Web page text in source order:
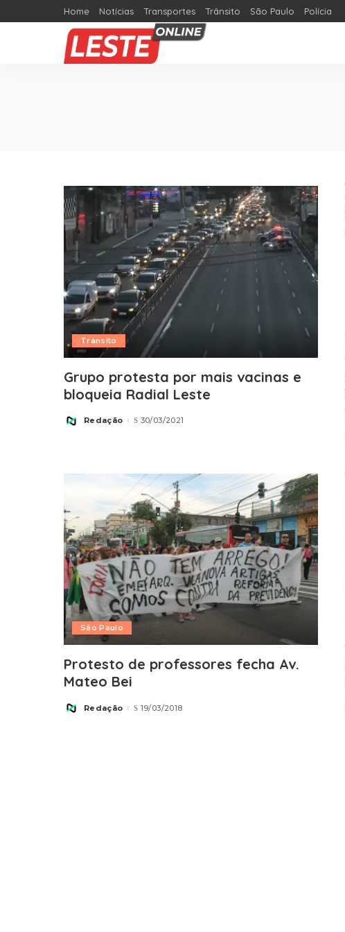
Home Notícias Transportes Trânsito São Paulo Polícia
Trânsito
Grupo protesta por mais vacinas e
bloqueia Radial Leste
PostedRedação 30/03/2021
São Paulo
Protesto de professores fecha Av.
Mateo Bei
PostedRedação 19/03/2018